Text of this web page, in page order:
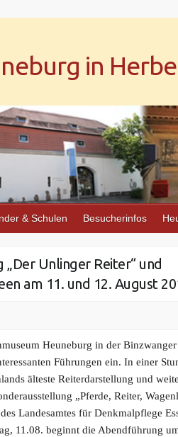
in
& Schulen Besucherinfos
Unlinger Reiter“ und
am 11. und 12. August
Heuneburg in der Binzwanger
Führungen ein. In einer
älteste Reiterdarstellung und
„Pferde, Reiter,
Landesamtes für Denkmalpflege
11.08. beginnt die Abendführung